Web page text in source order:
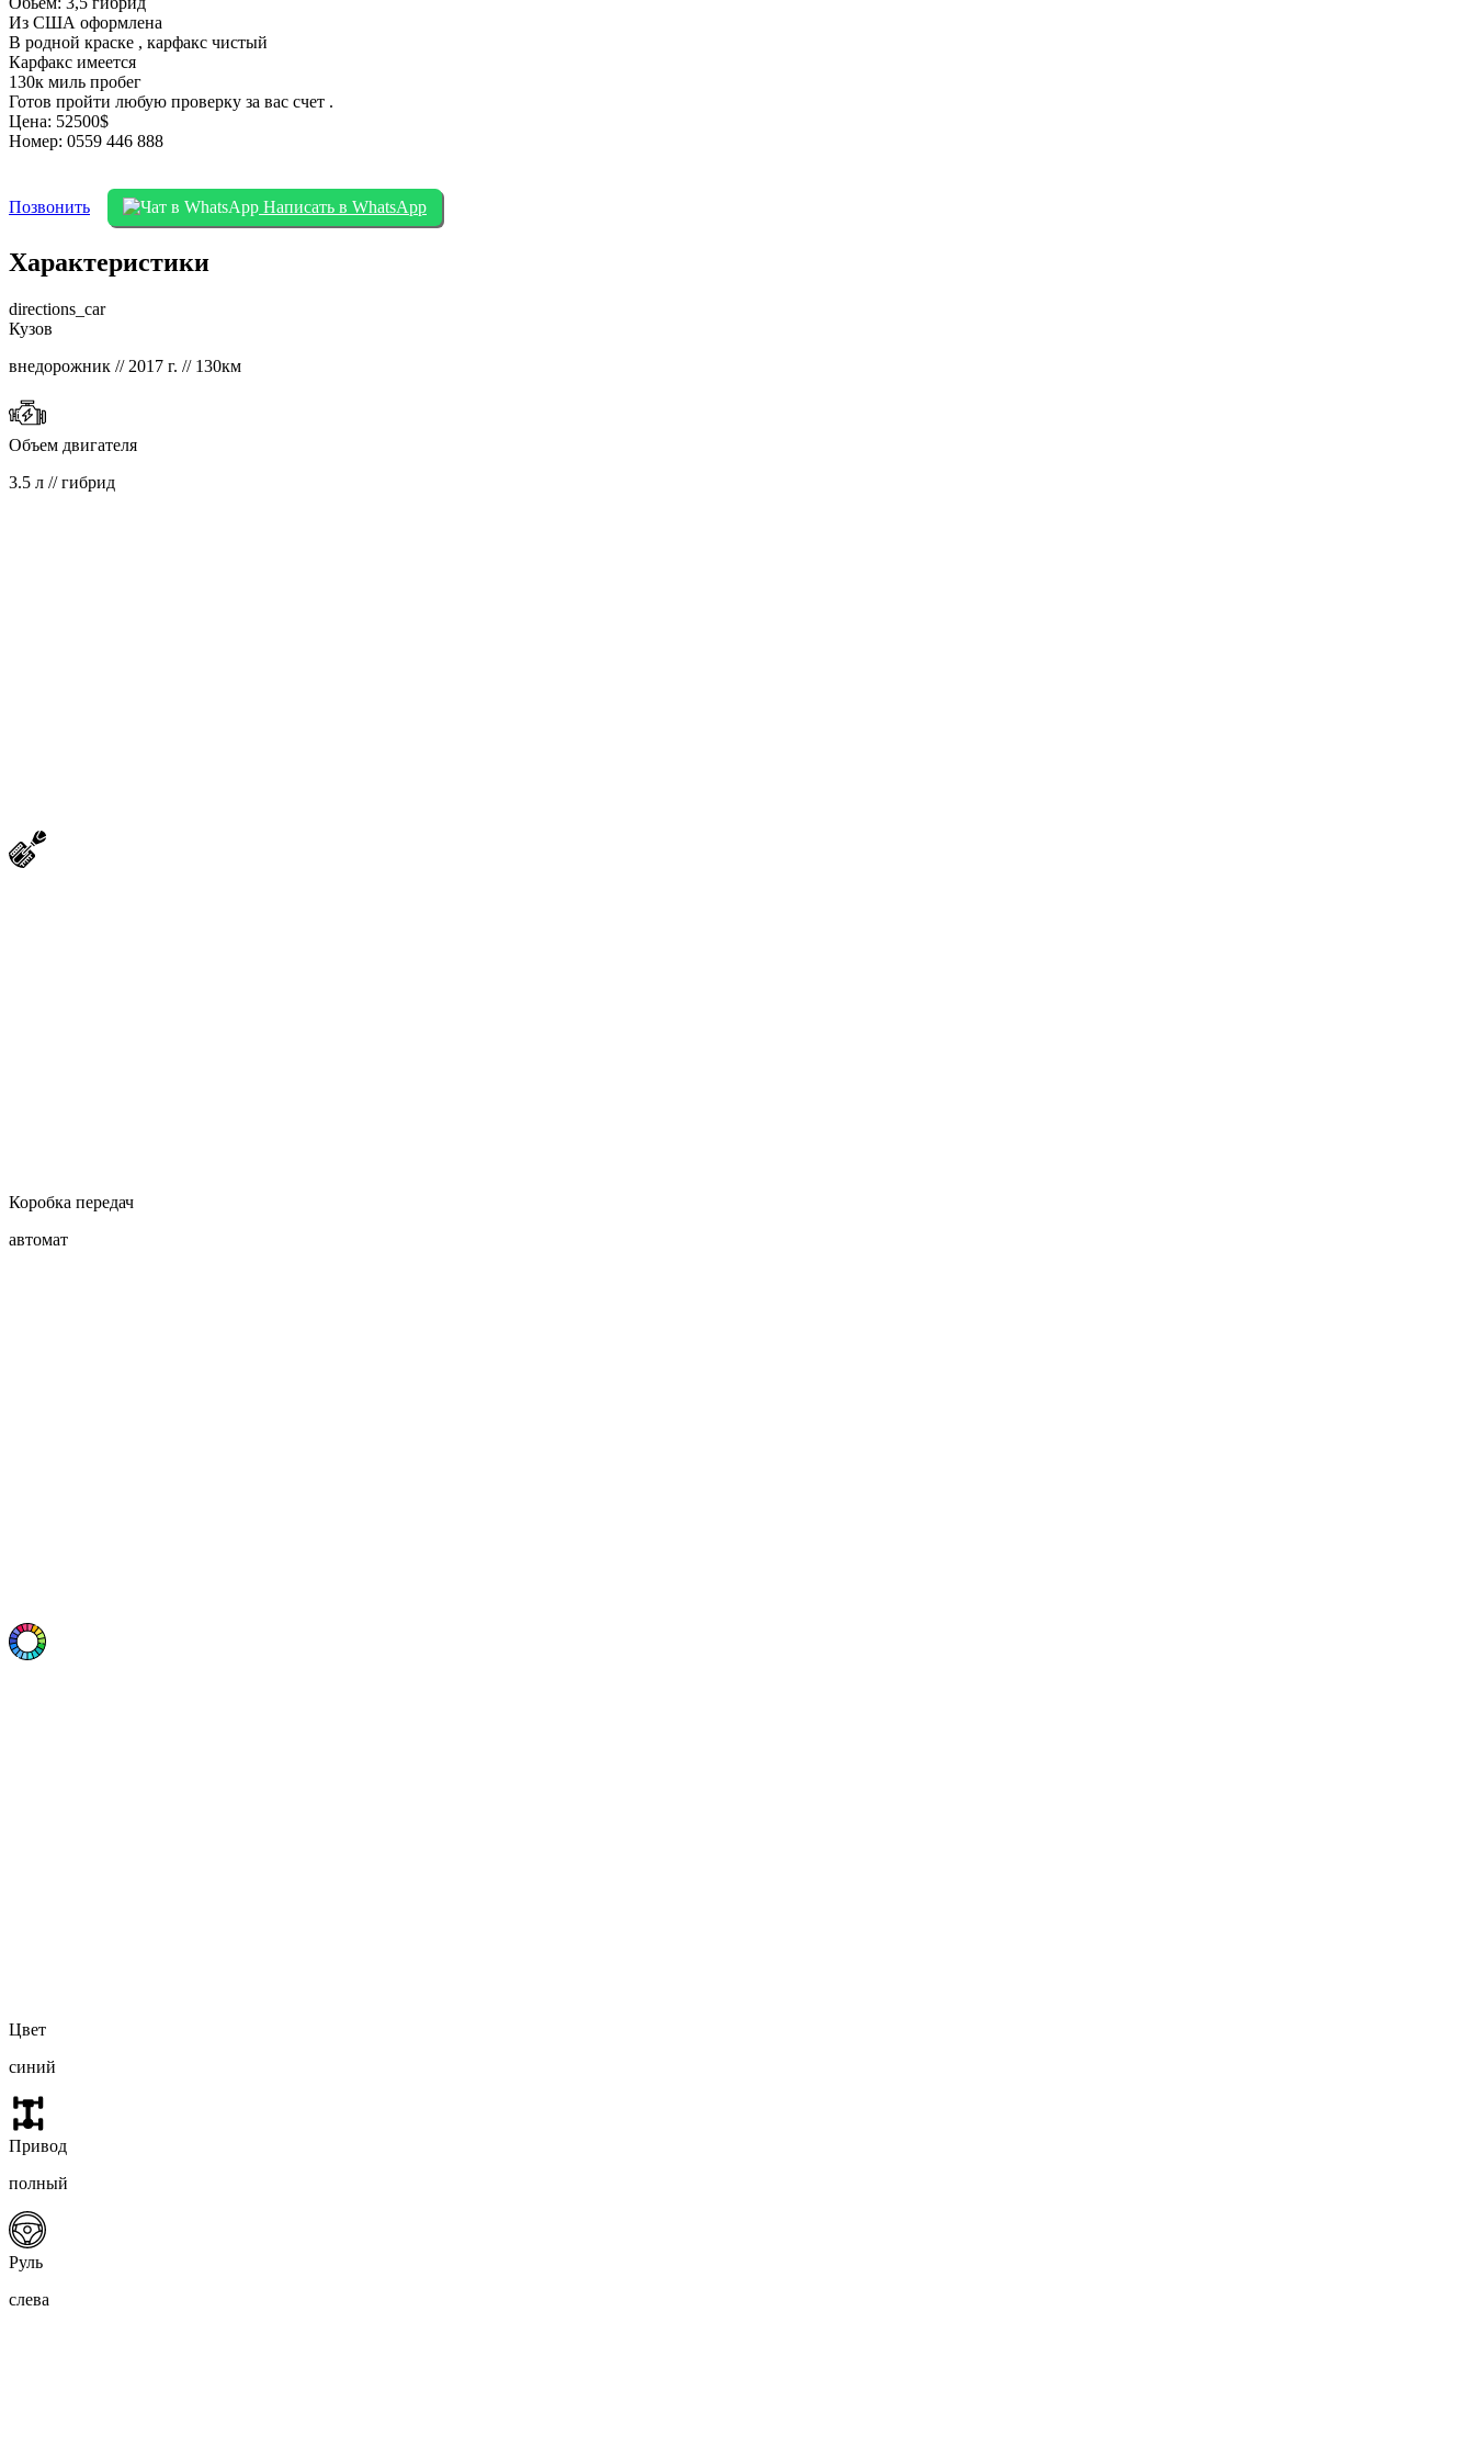
Из США оформлена
В родной краске , карфакс чистый
Карфакс имеется
130к миль пробег
Готов пройти любую проверку за вас счет .
Цена: 52500$
Номер: 0559 446 888
Позвонить Написать в WhatsApp
Характеристики
directions_car
Кузов
внедорожник // 2017 г. // 130км
Объем двигателя
3.5 л // гибрид
Коробка передач
автомат
Цвет
синий
Привод
полный
Руль
слева